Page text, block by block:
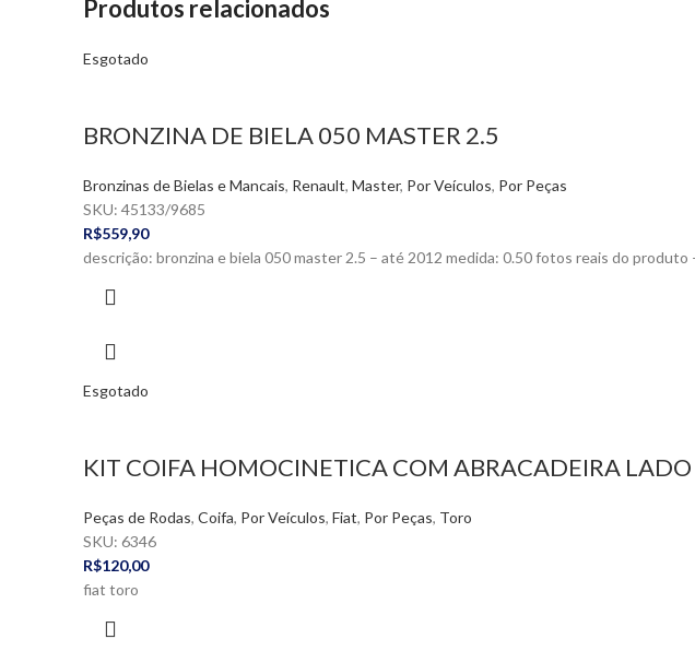
Produtos relacionados
Esgotado
BRONZINA DE BIELA 050 MASTER 2.5
Bronzinas de Bielas e Mancais, Renault, Master, Por Veículos, Por Peças
SKU: 45133/9685
R$559,90
descrição: bronzina e biela 050 master 2.5 – até 2012 medida: 0.50 fotos reais do
Esgotado
KIT COIFA HOMOCINETICA COM ABRACADEIRA LADO
Peças de Rodas, Coifa, Por Veículos, Fiat, Por Peças, Toro
SKU: 6346
R$120,00
fiat toro